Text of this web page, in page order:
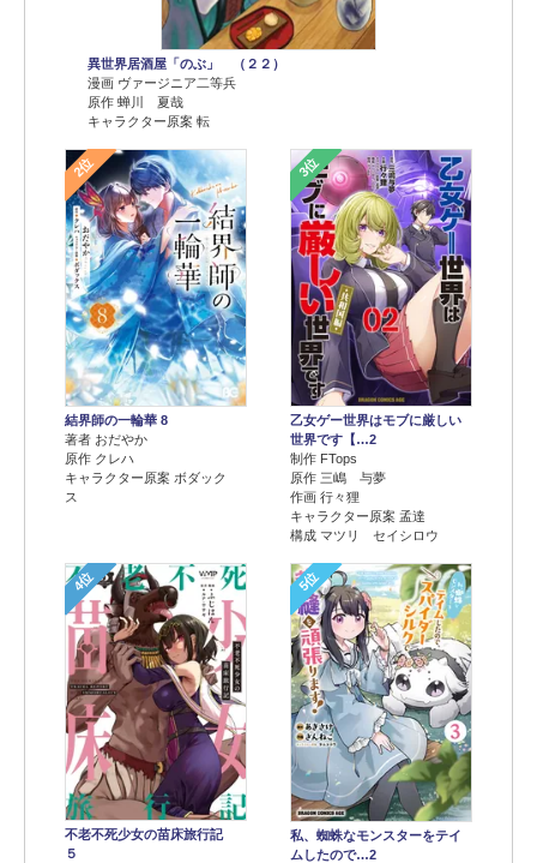
異世界居酒屋「のぶ」 （２２）
漫画 ヴァージニア二等兵
原作 蝉川 夏哉
キャラクター原案 転
2位
結界師の一輪華 8
著者 おだやか
原作 クレハ
キャラクター原案 ボダック
ス
3位
乙女ゲー世界はモブに厳しい
世界です【…2
制作 FTops
原作 三嶋 与夢
作画 行々狸
キャラクター原案 孟達
構成 マツリ セイシロウ
4位
不老不死少女の苗床旅行記
５
5位
私、蜘蛛なモンスターをテイ
ムしたので…2